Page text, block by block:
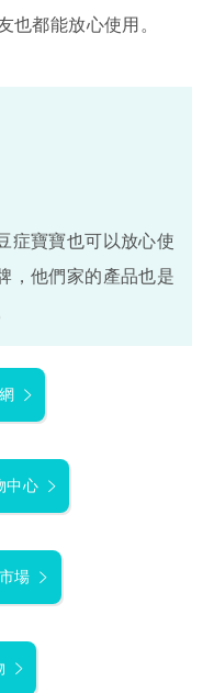
也都能放心使用。
症寶寶也可以放心使
，他們家的產品也是
中心
場